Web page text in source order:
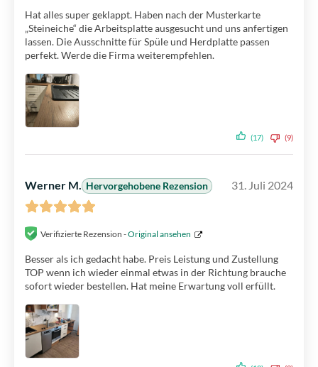
Hat alles super geklappt. Haben nach der Musterkarte
„Steineiche“ die Arbeitsplatte ausgesucht und uns anfertigen
lassen. Die Ausschnitte für Spüle und Herdplatte passen
perfekt. Werde die Firma weiterempfehlen.
(17) (9)
Werner M. Hervorgehobene Rezension 31. Juli 2024
Verifizierte Rezension -Original ansehen
Besser als ich gedacht habe. Preis Leistung und Zustellung
TOP wenn ich wieder einmal etwas in der Richtung brauche
sofort wieder bestellen. Hat meine Erwartung voll erfüllt.